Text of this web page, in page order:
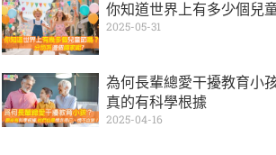
你知道世界上有多少個兒
2025-05-31
為何長輩總愛干擾教育小
真的有科學根據
2025-04-16